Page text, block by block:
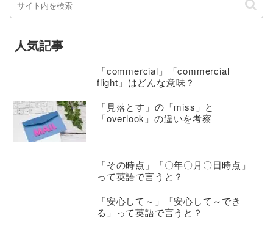
人気記事
「commercial」「commercial
flight」はどんな意味？
「見落とす」の「miss」と
「overlook」の違いを考察
「その時点」「〇年〇月〇日時点」
って英語で言うと？
「安心して～」「安心して～でき
る」って英語で言うと？